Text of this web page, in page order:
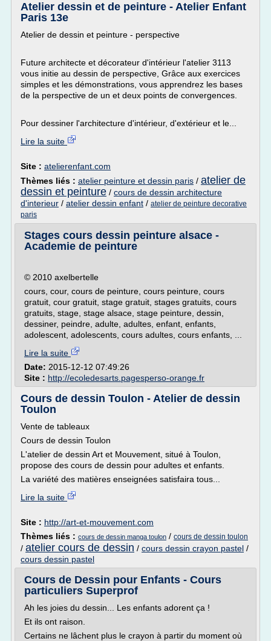
Atelier dessin et de peinture - Atelier Enfant
Paris 13e
Atelier de dessin et peinture - perspective
Future architecte et décorateur d'intérieur l'atelier 3113
vous initie au dessin de perspective, Grâce aux exercices
simples et les démonstrations, vous apprendrez les bases
de la perspective de un et deux points de convergences.
Pour dessiner l'architecture d'intérieur, d'extérieur et le...
Lire la suite
Site : atelierenfant.com
Thèmes liés : atelier peinture et dessin paris / atelier de
dessin et peinture / cours de dessin architecture
d'interieur / atelier dessin enfant / atelier de peinture decorative
paris
Stages cours dessin peinture alsace -
Academie de peinture
© 2010 axelbertelle
cours, cour, cours de peinture, cours peinture, cours
gratuit, cour gratuit, stage gratuit, stages gratuits, cours
gratuits, stage, stage alsace, stage peinture, dessin,
dessiner, peindre, adulte, adultes, enfant, enfants,
adolescent, adolescents, cours adultes, cours enfants, ...
Lire la suite
Date: 2015-12-12 07:49:26
Site : http://ecoledesarts.pagesperso-orange.fr
Cours de dessin Toulon - Atelier de dessin
Toulon
Vente de tableaux
Cours de dessin Toulon
L'atelier de dessin Art et Mouvement, situé à Toulon,
propose des cours de dessin pour adultes et enfants.
La variété des matières enseignées satisfaira tous...
Lire la suite
Site : http://art-et-mouvement.com
Thèmes liés : cours de dessin manga toulon / cours de dessin toulon
/ atelier cours de dessin / cours dessin crayon pastel /
cours dessin pastel
Cours de Dessin pour Enfants - Cours
particuliers Superprof
Ah les joies du dessin... Les enfants adorent ça !
Et ils ont raison.
Certains ne lâchent plus le crayon à partir du moment où